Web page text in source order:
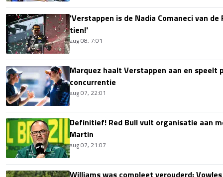
'Verstappen is de Nadia Comaneci van
tien!'
aug 08, 7:01
Marquez haalt Verstappen aan en speelt
concurrentie
aug 07, 22:01
Definitief! Red Bull vult organisatie aan
Martin
aug 07, 21:07